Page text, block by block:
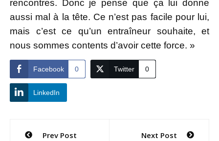
rencontres. Donc je pense que ça lui donne
aussi mal à la tête. Ce n’est pas facile pour lui,
mais c’est ce qu’un entraîneur souhaite, et
nous sommes contents d’avoir cette force. »
Facebook 0 Twitter 0
LinkedIn
Navigation
Prev Post Next Post